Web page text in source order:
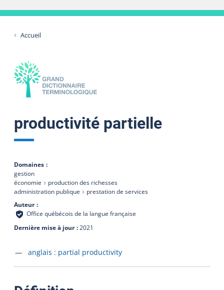
Accueil
productivité partielle
Domaines
gestion
économie
production des richesses
administration publique
prestation de services
Auteur
Office québécois de la langue française
Dernière mise à jour 2021
Accéder à la fiche en
anglais : partial productivity